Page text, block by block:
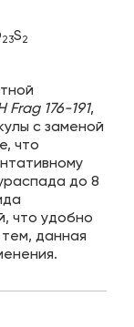
23S2
Frag 176-191,
с заменой
что
до 8
что удобно
данная